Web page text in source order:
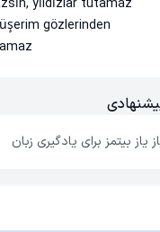
yıldızlar tutamaz
gözlerinden
یاز بیتمز برای یادگیری زبان